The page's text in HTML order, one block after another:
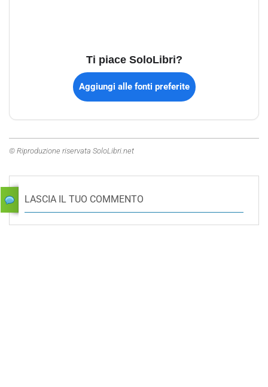
Ti piace SoloLibri?
Aggiungi alle fonti preferite
© Riproduzione riservata SoloLibri.net
LASCIA IL TUO COMMENTO